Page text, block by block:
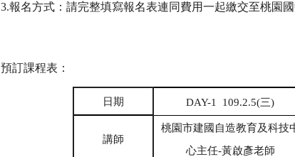
3.報名方式：請完整填寫報名表連同費用一起繳交至桃園
預訂課程表：
日期 DAY-1 109.2.5(三)
講師
桃園市建國自造教育及科技
心主任-黃啟彥老師